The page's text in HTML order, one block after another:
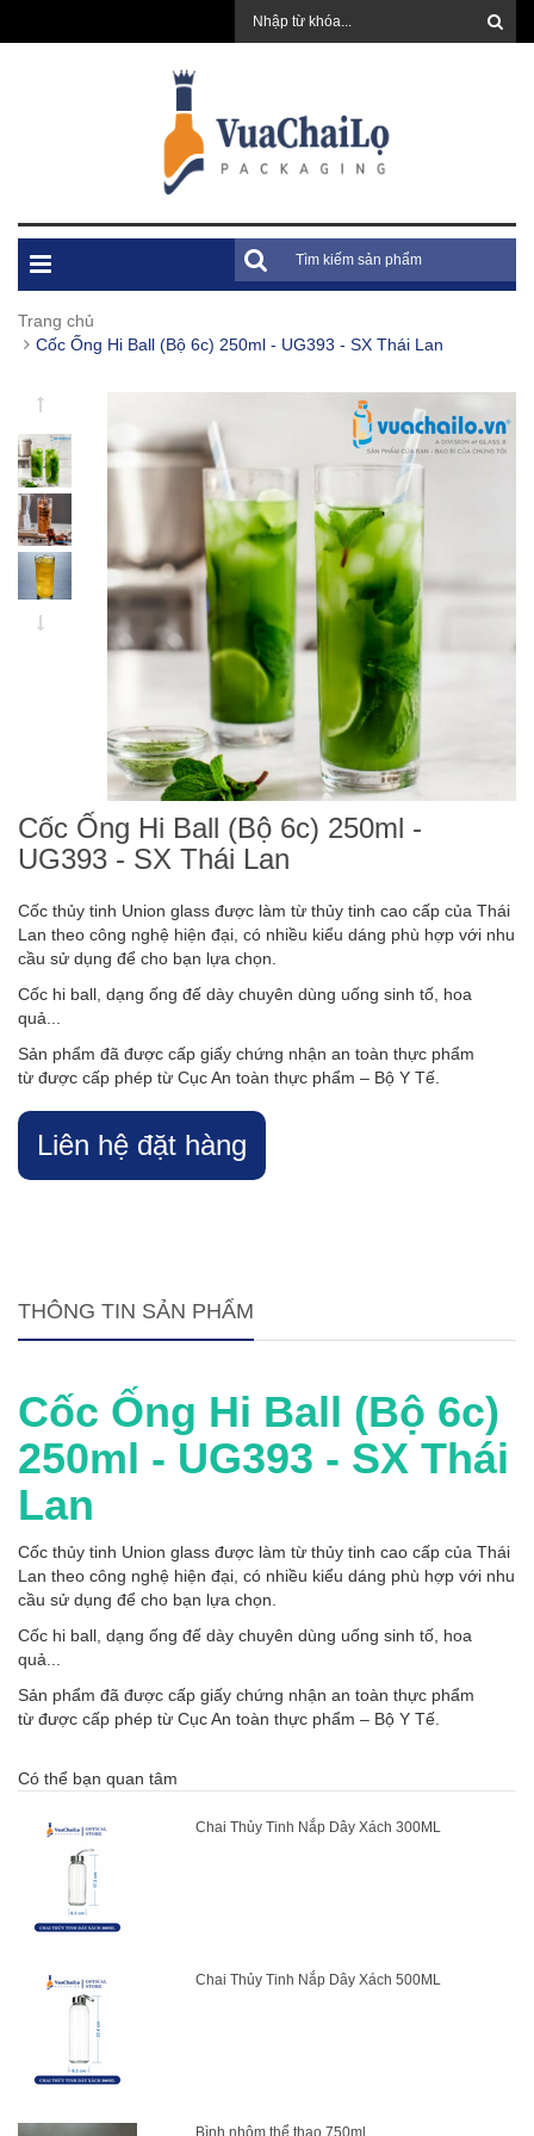
Trang chủ
Cốc Ống Hi Ball (Bộ 6c) 250ml - UG393 - SX Thái Lan
Cốc Ống Hi Ball (Bộ 6c) 250ml -
UG393 - SX Thái Lan
Cốc thủy tinh Union glass được làm từ thủy tinh cao cấp của Thái
Lan theo công nghệ hiện đại, có nhiều kiểu dáng phù hợp với nhu
cầu sử dụng để cho bạn lựa chọn.
Cốc hi ball, dạng ống đế dày chuyên dùng uống sinh tố, hoa
quả...
Sản phẩm đã được cấp giấy chứng nhận an toàn thực phẩm
từ được cấp phép từ Cục An toàn thực phẩm – Bộ Y Tế.
Liên hệ đặt hàng
THÔNG TIN SẢN PHẨM
Cốc Ống Hi Ball (Bộ 6c)
250ml - UG393 - SX Thái
Lan
Cốc thủy tinh Union glass được làm từ thủy tinh cao cấp của Thái
Lan theo công nghệ hiện đại, có nhiều kiểu dáng phù hợp với nhu
cầu sử dụng để cho bạn lựa chọn.
Cốc hi ball, dạng ống đế dày chuyên dùng uống sinh tố, hoa
quả...
Sản phẩm đã được cấp giấy chứng nhận an toàn thực phẩm
từ được cấp phép từ Cục An toàn thực phẩm – Bộ Y Tế.
Có thể bạn quan tâm
Chai Thủy Tinh Nắp Dây Xách 300ML
Chai Thủy Tinh Nắp Dây Xách 500ML